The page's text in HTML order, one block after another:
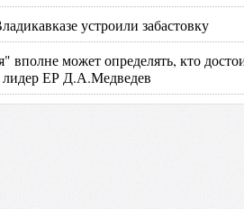
устроили забастовку
вполне может определять, кто
лидер ЕР Д.А.Медведев